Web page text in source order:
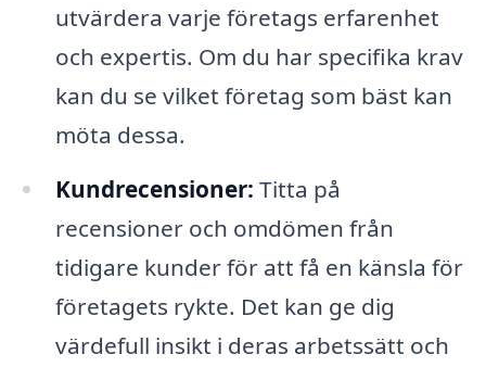
utvärdera varje företags erfarenhet
och expertis. Om du har specifika krav
kan du se vilket företag som bäst kan
möta dessa.
Kundrecensioner: Titta på
recensioner och omdömen från
tidigare kunder för att få en känsla för
företagets rykte. Det kan ge dig
värdefull insikt i deras arbetssätt och